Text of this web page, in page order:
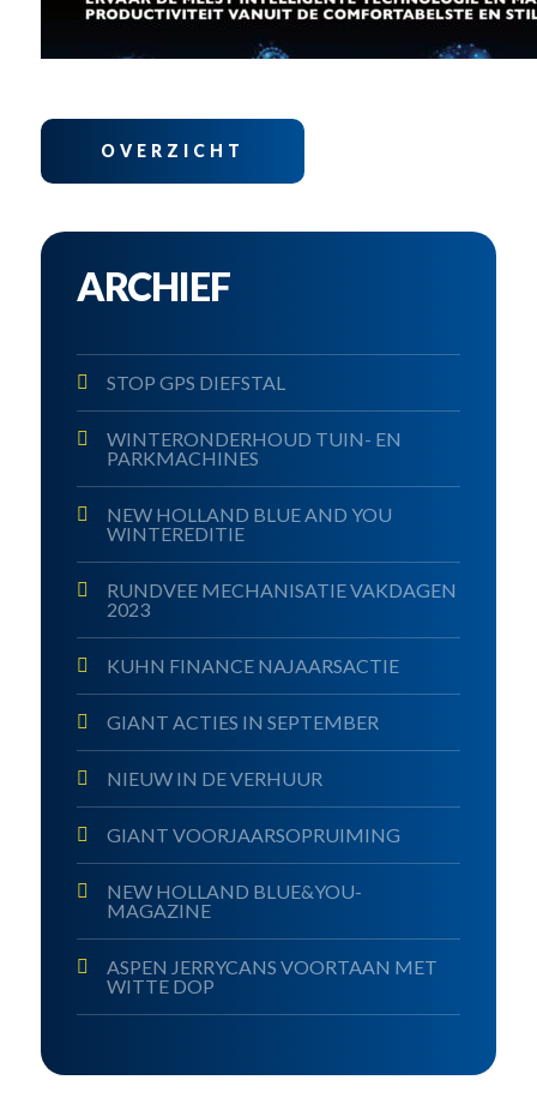
OVERZICHT
ARCHIEF
STOP GPS DIEFSTAL
WINTERONDERHOUD TUIN- EN
PARKMACHINES
NEW HOLLAND BLUE AND YOU
WINTEREDITIE
RUNDVEE MECHANISATIE VAKDAGEN
2023
KUHN FINANCE NAJAARSACTIE
GIANT ACTIES IN SEPTEMBER
NIEUW IN DE VERHUUR
GIANT VOORJAARSOPRUIMING
NEW HOLLAND BLUE&YOU-
MAGAZINE
ASPEN JERRYCANS VOORTAAN MET
WITTE DOP